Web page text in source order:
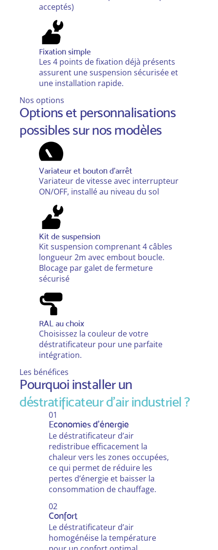
acceptés)
Fixation simple
Les 4 points de fixation déjà présents
assurent une suspension sécurisée et
une installation rapide.
Nos options
Options et personnalisations
possibles sur nos modèles
Variateur et bouton d’arrêt
Variateur de vitesse avec interrupteur
ON/OFF, installé au niveau du sol
Kit de suspension
Kit suspension comprenant 4 câbles
longueur 2m avec embout boucle.
Blocage par galet de fermeture
sécurisé
RAL au choix
Choisissez la couleur de votre
déstratificateur pour une parfaite
intégration.
Les bénéfices
Pourquoi installer un
déstratificateur d'air industriel ?
01
Economies d'énergie
Le déstratificateur d’air
redistribue efficacement la
chaleur vers les zones occupées,
ce qui permet de réduire les
pertes d’énergie et baisser la
consommation de chauffage.
02
Confort
Le déstratificateur d’air
homogénéise la température